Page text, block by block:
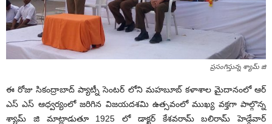
ప్రసంగిస్తున్న శ్యామ్ జి
ఈ రోజు సికంద్రాబాద్ ప్యాట్నీ సెంటర్ లోని మహబూబ్ కళాశాల మైదానంలో ఆర్
ఎస్ ఎస్ ఆధ్వర్యంలో జరిగిన విజయదశమి ఉత్సవంలో ముఖ్య వక్తగా పాల్గొన్న
శ్యామ్ జి మాట్లాడుతూ 1925 లో డాక్టర్ కేశవరామ్ బలిరామ్ హెడ్గేవార్